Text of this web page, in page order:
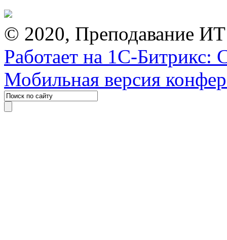
© 2020, Преподавание
Работает на 1С-Битрикс:
Мобильная версия